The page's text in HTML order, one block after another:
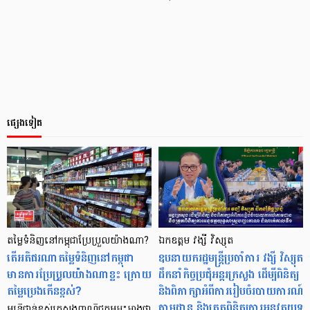
ផ្សេងទៀត
តម្លៃទំនិញនៅកម្ពុជាប្រែប្រួលយ៉ាងណា?
តើអតិផរណាតម្លៃទំនិញនៅកម្ពុជា
មានការប្រែប្រួលយ៉ាងណាខ្លះ ក្រោយ
តម្លៃប្រេងកើនខ្ពស់?
ឯកឧត្តម វង្សី វិស្សុត
ឧបនាយករដ្ឋមន្ត្រីប្រចាំការ វង្សី វិស្សុត
ដឹកនាំកិច្ចប្រជុំអន្តរក្រសួង ដើម្បីពិនិត្យ
និងពិភាក្សាអំពីការរៀបចំរបាយការណ៍